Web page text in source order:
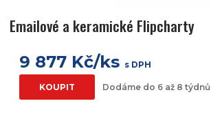
Emailové a keramické Flipcharty
9 877 Kč/ks s DPH
KOUPIT Dodáme do 6 až 8 týdnů